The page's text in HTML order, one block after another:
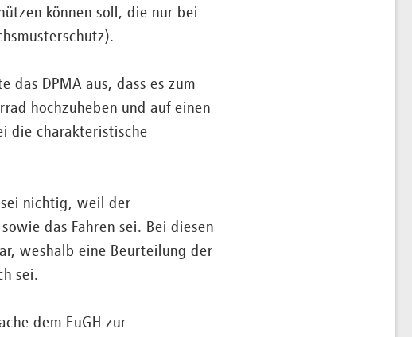
können soll, die nur bei
das DPMA aus, dass es zum
hochzuheben und auf einen
die charakteristische
sei nichtig, weil der
das Fahren sei. Bei diesen
weshalb eine Beurteilung der
sei.
dem EuGH zur